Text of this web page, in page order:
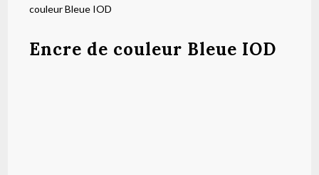
couleur Bleue IOD
Encre de couleur Bleue IOD